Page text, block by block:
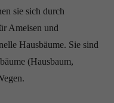
sie sich durch
Ameisen und
Hausbäume. Sie sind
(Hausbaum,